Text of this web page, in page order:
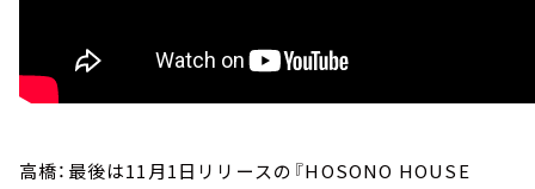
高橋：最後は11月1日リリースの『HOSONO HOUSE